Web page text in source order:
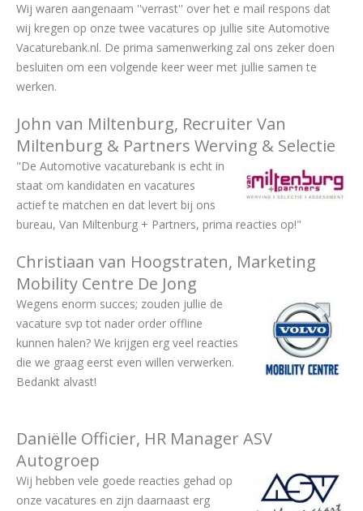
Wij waren aangenaam ''verrast'' over het e mail respons dat
wij kregen op onze twee vacatures op jullie site Automotive
Vacaturebank.nl. De prima samenwerking zal ons zeker doen
besluiten om een volgende keer weer met jullie samen te
werken.
John van Miltenburg, Recruiter Van
Miltenburg & Partners Werving & Selectie
"De Automotive vacaturebank is echt in
staat om kandidaten en vacatures
actief te matchen en dat levert bij ons
bureau, Van Miltenburg + Partners, prima reacties op!"
Christiaan van Hoogstraten, Marketing
Mobility Centre De Jong
Wegens enorm succes; zouden jullie de
vacature svp tot nader order offline
kunnen halen? We krijgen erg veel reacties
die we graag eerst even willen verwerken.
Bedankt alvast!
Daniëlle Officier, HR Manager ASV
Autogroep
Wij hebben vele goede reacties gehad op
onze vacatures en zijn daarnaast erg